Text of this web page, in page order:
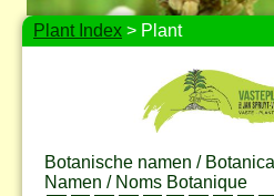
Plant Index > Plant
Botanische namen /
Namen / Noms Botanique